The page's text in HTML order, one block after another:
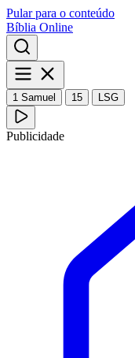
Pular para o conteúdo
Bíblia Online
1 Samuel 15 LSG
Publicidade